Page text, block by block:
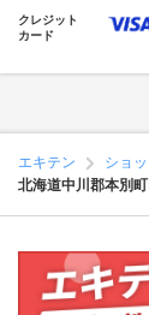
クレジット
カード
エキテン ショ
北海道中川郡本別